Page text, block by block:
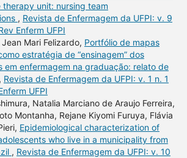
therapy unit: nursing team
, Revista de Enfermagem da UFPI: v. 9
Enferm UFPI
Mari Felizardo, Portfólio de mapas
estratégia de “ensinagem” dos
em enfermagem na graduação: relato de
, Revista de Enfermagem da UFPI: v. 1 n. 1
UFPI
Natalia Marciano de Araujo Ferreira,
Montanha, Rejane Kiyomi Furuya, Flávia
Epidemiological characterization of
who live in a municipality from
, Revista de Enfermagem da UFPI: v. 10